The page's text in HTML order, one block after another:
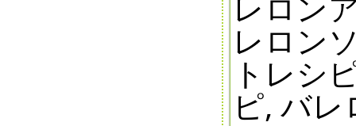
レロン
トレシ
ピ, バ